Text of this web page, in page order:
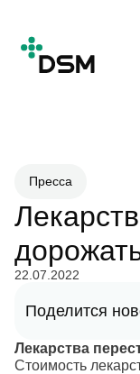
Пресса
22.07.2022
Поделится
Лекарства
Стоимость